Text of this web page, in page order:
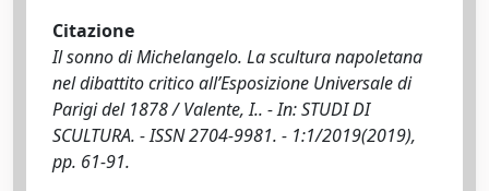
Citazione
Il sonno di Michelangelo. La scultura napoletana
nel dibattito critico all’Esposizione Universale di
Parigi del 1878 / Valente, I.. - In: STUDI DI
SCULTURA. - ISSN 2704-9981. - 1:1/2019(2019),
pp. 61-91.